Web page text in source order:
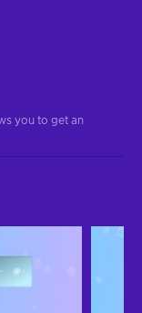
you to get an